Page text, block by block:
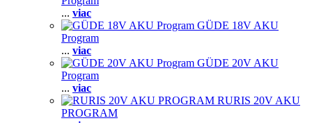
... viac
GÜDE 18V AKU
Program
... viac
GÜDE 20V AKU
Program
... viac
RURIS 20V AKU
PROGRAM